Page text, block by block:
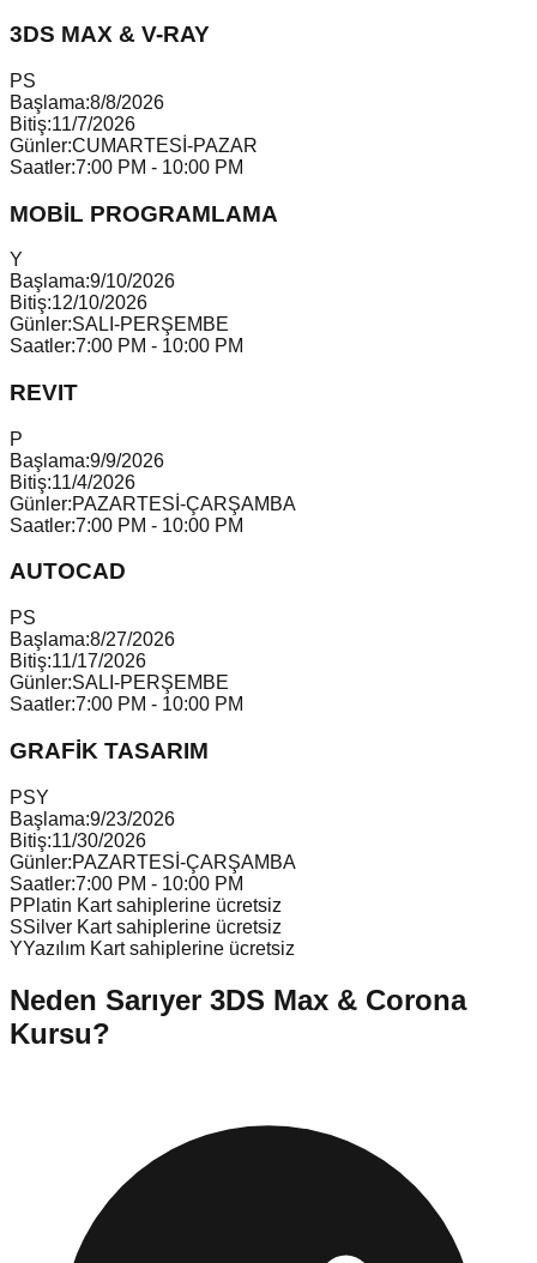
3DS MAX & V-RAY
PS
Başlama:8/8/2026
Bitiş:11/7/2026
Günler:CUMARTESİ-PAZAR
Saatler:7:00 PM - 10:00 PM
MOBİL PROGRAMLAMA
Y
Başlama:9/10/2026
Bitiş:12/10/2026
Günler:SALI-PERŞEMBE
Saatler:7:00 PM - 10:00 PM
REVIT
P
Başlama:9/9/2026
Bitiş:11/4/2026
Günler:PAZARTESİ-ÇARŞAMBA
Saatler:7:00 PM - 10:00 PM
AUTOCAD
PS
Başlama:8/27/2026
Bitiş:11/17/2026
Günler:SALI-PERŞEMBE
Saatler:7:00 PM - 10:00 PM
GRAFİK TASARIM
PSY
Başlama:9/23/2026
Bitiş:11/30/2026
Günler:PAZARTESİ-ÇARŞAMBA
Saatler:7:00 PM - 10:00 PM
PPlatin Kart sahiplerine ücretsiz
SSilver Kart sahiplerine ücretsiz
YYazılım Kart sahiplerine ücretsiz
Neden Sarıyer 3DS Max & Corona
Kursu?